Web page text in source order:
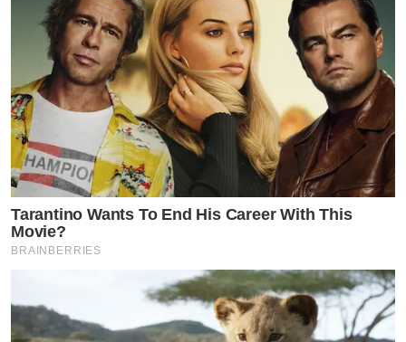
Tarantino Wants To End His Career With This
Movie?
BRAINBERRIES